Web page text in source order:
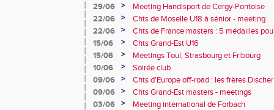
29/06
>
Meeting Handisport de Cergy-Pontoise
22/06
>
Chts de Moselle U18 à sénior - meeting
22/06
>
Chts de France masters : 5 médailles
15/06
>
Chts Grand-Est U16
15/06
>
Meetings Toul, Strasbourg et Fribourg
10/06
>
Soirée club
09/06
>
Chts d'Europe off-road : les frères
09/06
>
Chts Grand-Est masters - meetings
03/06
>
Meeting international de Forbach